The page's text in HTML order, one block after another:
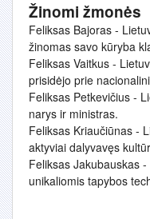
Žinomi žmonės
Feliksas Bajoras -
žinomas savo kūryba
Feliksas Vaitkus -
prisidėjo prie
Feliksas Petkevičius -
narys ir ministras.
Feliksas Kriaučiūnas -
aktyviai dalyvavęs
Feliksas Jakubauskas
unikaliomis tapybos